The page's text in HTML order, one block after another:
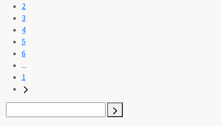
2
3
4
5
6
...
1